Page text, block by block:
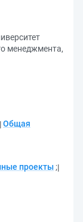
менеджмента,
Общая
проекты ;